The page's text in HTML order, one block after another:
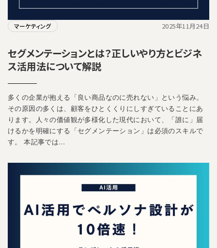
マーケティング 2025年11月24日
セグメンテーションとは？正しいやり方とビジネ
ス活用法について解説
多くの企業が抱える「良い商品なのに売れない」という悩み。
その原因の多くは、顧客をひとくくりにしすぎていることにあ
ります。人々の価値観が多様化した現代において、「誰に」届
けるかを明確にする「セグメンテーション」は必須のスキルで
す。 本記事では…